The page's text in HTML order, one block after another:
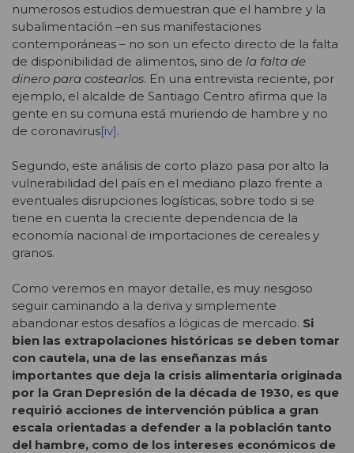
numerosos estudios demuestran que el hambre y la
subalimentación –en sus manifestaciones
contemporáneas – no son un efecto directo de la falta
de disponibilidad de alimentos, sino de la falta de
dinero para costearlos. En una entrevista reciente, por
ejemplo, el alcalde de Santiago Centro afirma que la
gente en su comuna está muriendo de hambre y no
de coronavirus[iv].
Segundo, este análisis de corto plazo pasa por alto la
vulnerabilidad del país en el mediano plazo frente a
eventuales disrupciones logísticas, sobre todo si se
tiene en cuenta la creciente dependencia de la
economía nacional de importaciones de cereales y
granos.
Como veremos en mayor detalle, es muy riesgoso
seguir caminando a la deriva y simplemente
abandonar estos desafíos a lógicas de mercado. Si
bien las extrapolaciones históricas se deben tomar
con cautela, una de las enseñanzas más
importantes que deja la crisis alimentaria originada
por la Gran Depresión de la década de 1930, es que
requirió acciones de intervención pública a gran
escala orientadas a defender a la población tanto
del hambre, como de los intereses económicos de